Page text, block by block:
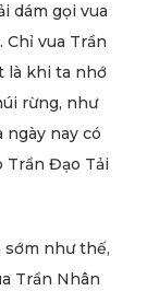
dám gọi vua
Chỉ vua Trần
là khi ta nhớ
rừng, như
nay có
Trần Đạo Tải
sớm như thế,
Trần Nhân